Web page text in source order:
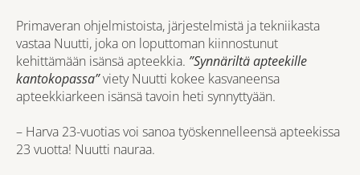
Primaveran ohjelmistoista, järjestelmistä ja tekniikasta
vastaa Nuutti, joka on loputtoman kiinnostunut
kehittämään isänsä apteekkia. ”Synnäriltä apteekille
kantokopassa”viety Nuutti kokee kasvaneensa
apteekkiarkeen isänsä tavoin heti synnyttyään.
– Harva 23-vuotias voi sanoa työskennelleensä apteekissa
23 vuotta! Nuutti nauraa.